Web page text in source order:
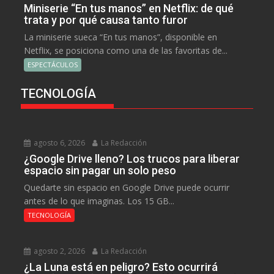
Miniserie “En tus manos” en Netflix: de qué
trata y por qué causa tanto furor
La miniserie sueca “En tus manos”, disponible en
Netflix, se posiciona como una de las favoritas de...
ESPECTÁCULOS
TECNOLOGÍA
agosto 6, 2026 La Redacción
¿Google Drive lleno? Los trucos para liberar
espacio sin pagar un solo peso
Quedarte sin espacio en Google Drive puede ocurrir
antes de lo que imaginas. Los 15 GB...
TECNOLOGÍA
agosto 2, 2026 La Redacción
¿La Luna está en peligro? Esto ocurrirá